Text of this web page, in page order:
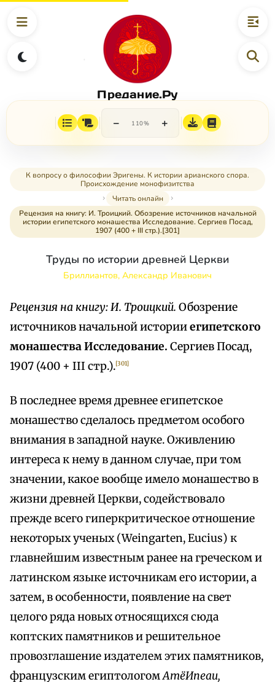
Предание.Ру
− 110% +
К вопросу о философии Эригены. К истории арианского спора.
Происхождение монофизитства
Читать онлайн
Рецензия на книгу: И. Троицкий. Обозрение источников начальной
истории египетского монашества Исследование. Сергиев Посад,
1907 (400 + III стр.).[301]
Труды по истории древней Церкви
Бриллиантов, Александр Иванович
Рецензия на книгу: И. Троицкий. Обозрение
источников начальной историиегипетского
монашества Исследование. Сергиев Посад,
1907 (400 + III стр.).[301]
В последнее время древнее египетское
монашество сделалось предметом особого
внимания в западной науке. Оживлению
интереса к нему в данном случае, при том
значении, какое вообще имело монашество в
жизни древней Церкви, содействовало
прежде всего гиперкритическое отношение
некоторых ученых (Weingarten, Eucius) к
главнейшим известным ранее на греческом и
латинском языке источникам его истории, а
затем, в особенности, появление на свет
целого ряда новых относящихся сюда
коптских памятников и решительное
провозглашение издателем этих памятников,
французским египтологомАтёИпеаи,